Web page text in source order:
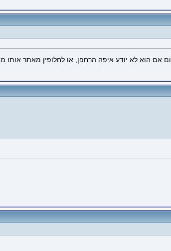
אם הוא לא יודע איפה הרחפן, או לחלופין מאתר אותו